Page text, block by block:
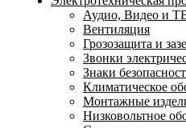
Аудио, Видео и
Вентиляция
Грозозащита и
Звонки
Знаки
Климатическое
Монтажные
Низковольтное